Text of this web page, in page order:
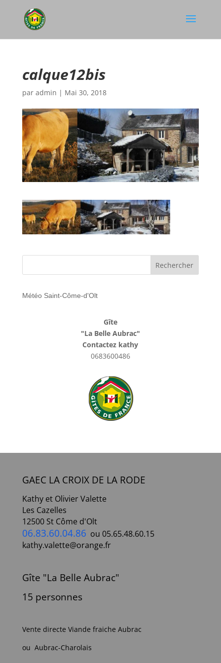
calque12bis
par admin | Mai 30, 2018
Météo Saint-Côme-d'Olt
Gîte
"La Belle Aubrac"
Contactez kathy
0683600486
GAEC LA CROIX DE LA RODE
Kathy et Olivier Valette
Les Cazelles
12500 St Côme d'Olt
06.83.60.04.86 ou 05.65.48.60.15
kathy.valette@orange.fr
Gîte "La Belle Aubrac"
15 personnes
Vente directe Viande fraiche Aubrac
ou Aubrac-Charolais